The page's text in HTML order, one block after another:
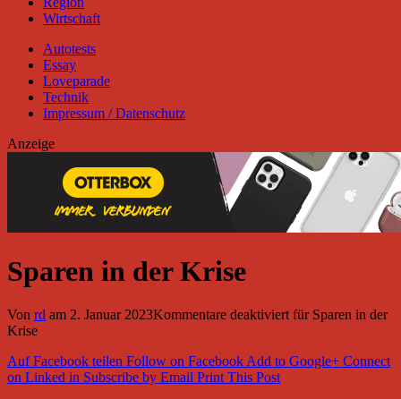
Wirtschaft
Autotests
Essay
Loveparade
Technik
Impressum / Datenschutz
Anzeige
Sparen in der Krise
Von rd am 2. Januar 2023Kommentare deaktiviertfür Sparen in der
Krise
Auf Facebook teilen Follow on FacebookAdd to Google+ Connect
on Linked in Subscribe by Email Print This Post